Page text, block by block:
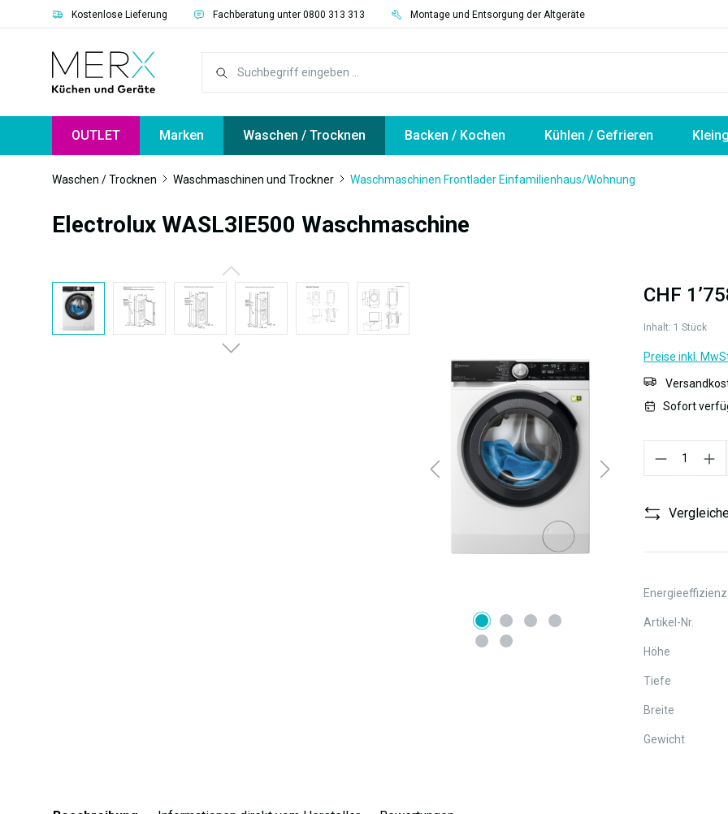
Zur Hauptnavigation springen
Kostenlose Lieferung Fachberatung unter 0800 313 313 Montage und Entsorgung der Altgeräte
OUTLET Marken Waschen / Trocknen Backen / Kochen Kühlen / Gefrieren
Waschen / Trocknen Waschmaschinen und Trockner Waschmaschinen Frontlader Einfamilienhaus/Wohnung
Electrolux WASL3IE500 Waschmaschine
Bildergalerie überspringen CHF
Inhalt: 1 Stück
Preise inkl.
Sofort
Energieeffizienz
Artikel-Nr.
Höhe
Tiefe
Breite
Gewicht